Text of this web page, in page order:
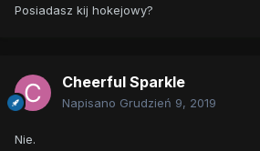
Posiadasz kij hokejowy?
Cheerful Sparkle
Napisano Grudzień 9, 2019
Nie.